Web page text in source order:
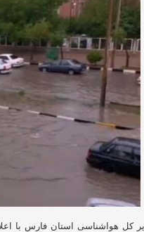
کل هواشناسی استان فارس با